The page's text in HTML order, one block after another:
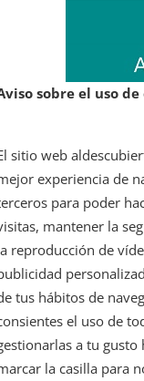
sobre el uso de
sitio web
experiencia de
para poder
mantener la
reproducción de
tus hábitos de
el uso de
a tu gusto
la casilla para